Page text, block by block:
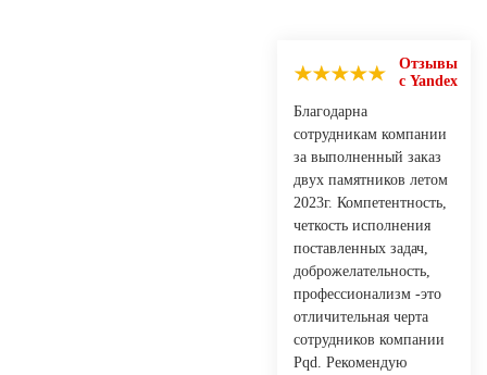
Отзывы
с Yandex
Благодарна
сотрудникам компании
за выполненный заказ
двух памятников летом
2023г. Компетентность,
четкость исполнения
поставленных задач,
доброжелательность,
профессионализм -это
отличительная черта
сотрудников компании
Pqd. Рекомендую